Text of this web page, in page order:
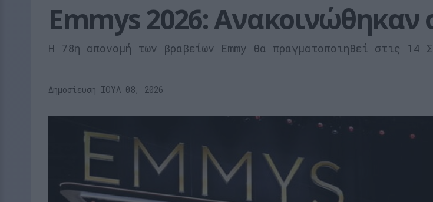
Emmys 2026: Ανακοινώθηκαν
Η 78η απονομή των βραβείων Emmy θα πραγματοποιηθεί στις 14
Δημοσίευση ΙΟΥΛ 08, 2026